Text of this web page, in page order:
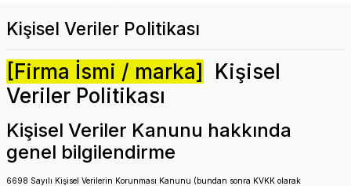
Kişisel Veriler Politikası
[Firma İsmi / marka] Kişisel
Veriler Politikası
Kişisel Veriler Kanunu hakkında
genel bilgilendirme
6698 Sayılı Kişisel Verilerin Korunması Kanunu (bundan sonra KVKK olarak